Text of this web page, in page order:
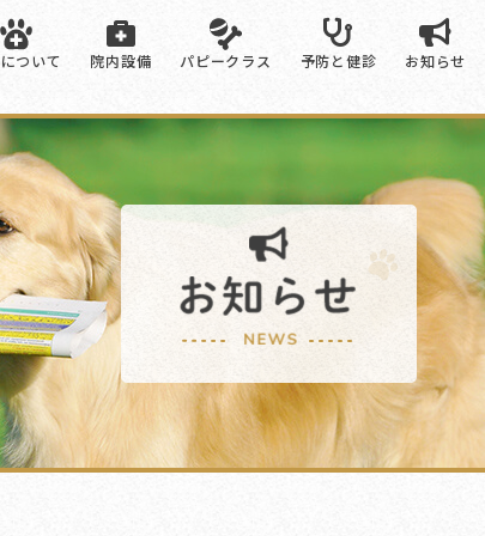
ついて 院内設備 パピークラス 予防と健診 お知らせ